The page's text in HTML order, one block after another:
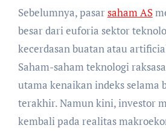
Sebelumnya, pasarsaham AS
besar dari euforia sektor
kecerdasan buatan atau
Saham-saham teknologi
utama kenaikan indeks selama
terakhir. Namun kini, investor
kembali pada realitas